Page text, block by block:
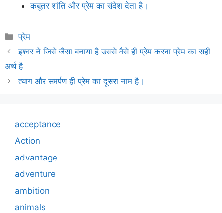
कबूतर शांति और प्रेम का संदेश देता है।
Categories
प्रेम
इश्वर ने जिसे जैसा बनाया है उससे वैसे ही प्रेम करना प्रेम का सही
अर्थ है
त्याग और समर्पण ही प्रेम का दूसरा नाम है।
acceptance
Action
advantage
adventure
ambition
animals